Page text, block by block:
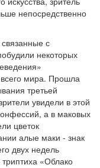
непосредственно
с
некоторых
мира. Прошла
третьей
увидели в этой
а в маковых
цветок
алые маки - знак
двух недель
«Облако